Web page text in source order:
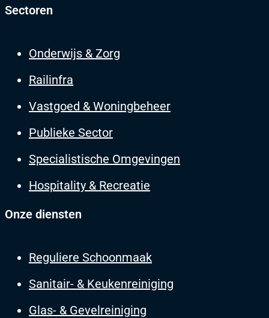
Sectoren
Onderwijs & Zorg
Railinfra
Vastgoed & Woningbeheer
Publieke Sector
Specialistische Omgevingen
Hospitality & Recreatie
Onze diensten
Reguliere Schoonmaak
Sanitair- & Keukenreiniging
Glas- & Gevelreiniging